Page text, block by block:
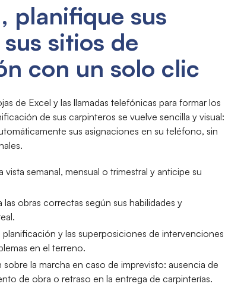
planifique sus
sitios de
con un solo clic
de Excel y las llamadas telefónicas para formar los
de sus carpinteros se vuelve sencilla y visual:
sus asignaciones en su teléfono, sin
vista semanal, mensual o trimestral y anticipe su
las obras correctas según sus habilidades y
y las superposiciones de intervenciones
en el terreno.
la marcha en caso de imprevisto: ausencia de
de obra o retraso en la entrega de carpinterías.